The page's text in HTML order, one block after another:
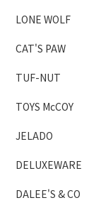
LONE WOLF
CAT'S PAW
TUF-NUT
TOYS McCOY
JELADO
DELUXEWARE
DALEE'S & CO